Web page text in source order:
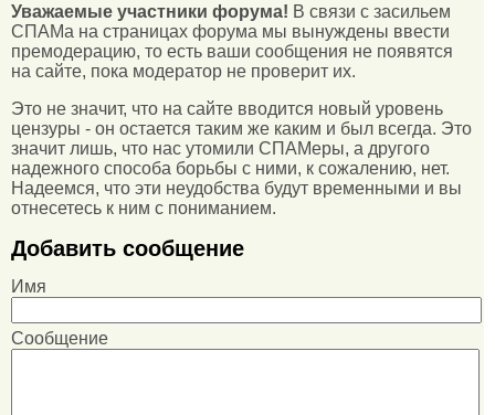
Уважаемые участники форума! В связи с засильем
СПАМа на страницах форума мы вынуждены ввести
премодерацию, то есть ваши сообщения не появятся
на сайте, пока модератор не проверит их.
Это не значит, что на сайте вводится новый уровень
цензуры - он остается таким же каким и был всегда. Это
значит лишь, что нас утомили СПАМеры, а другого
надежного способа борьбы с ними, к сожалению, нет.
Надеемся, что эти неудобства будут временными и вы
отнесетесь к ним с пониманием.
Добавить сообщение
Имя
Сообщение